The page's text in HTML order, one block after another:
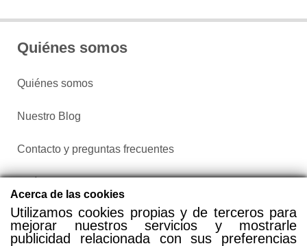
Quiénes somos
Quiénes somos
Nuestro Blog
Contacto y preguntas frecuentes
Configurar cookies
Acerca de las cookies
Utilizamos cookies propias y de terceros para
mejorar nuestros servicios y mostrarle
publicidad relacionada con sus preferencias